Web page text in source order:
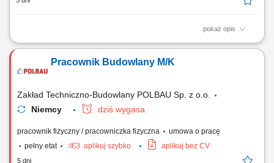
pokaż opis
Twoje zadania montaż fasad aluminiowych i elewacji (prefabrykaty,
polskojęzycznej brygady, wykonywanie prac pomocniczych i
montażowych: folie uszczelniające, płyty z wełny skalnej, parapety,
Pracownik Budowlany M/K
Zakład Techniczno-Budowlany POLBAU Sp. z o.o.
Niemcy
dziś wygasa
pracownik fizyczny / pracowniczka fizyczna
umowa o pracę
pełny etat
aplikuj szybko aplikuj bez CV
5 dni